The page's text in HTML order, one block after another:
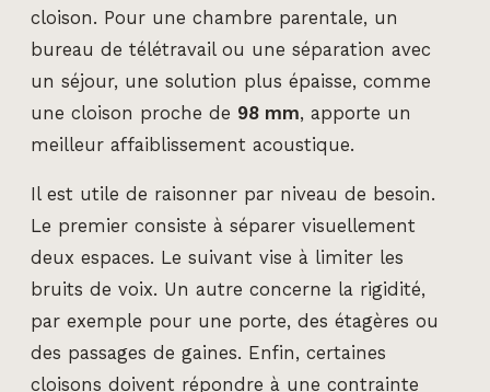
cloison. Pour une chambre parentale, un
bureau de télétravail ou une séparation avec
un séjour, une solution plus épaisse, comme
une cloison proche de 98 mm, apporte un
meilleur affaiblissement acoustique.
Il est utile de raisonner par niveau de besoin.
Le premier consiste à séparer visuellement
deux espaces. Le suivant vise à limiter les
bruits de voix. Un autre concerne la rigidité,
par exemple pour une porte, des étagères ou
des passages de gaines. Enfin, certaines
cloisons doivent répondre à une contrainte